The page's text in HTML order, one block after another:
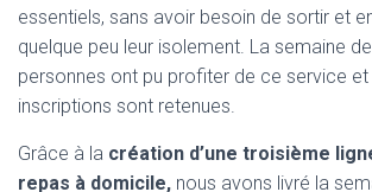
essentiels, sans avoir besoin de sortir et
quelque peu leur isolement. La semaine
personnes ont pu profiter de ce service et
inscriptions sont retenues.
Grâce à la création d’une troisième
repas à domicile, nous avons livré la